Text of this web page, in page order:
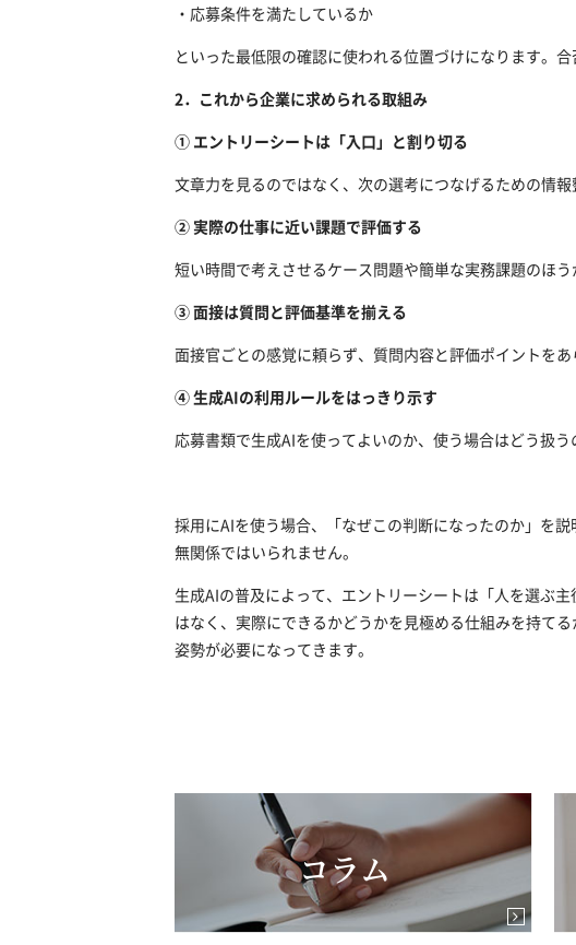
・応募条件を満たしているか
といった最低限の確認に使われる位置づけになります。
2．これから企業に求められる取組み
① エントリーシートは「入口」と割り切る
文章力を見るのではなく、次の選考につなげるための情
② 実際の仕事に近い課題で評価する
短い時間で考えさせるケース問題や簡単な実務課題のほ
③ 面接は質問と評価基準を揃える
面接官ごとの感覚に頼らず、質問内容と評価ポイントを
④ 生成AIの利用ルールをはっきり示す
応募書類で生成AIを使ってよいのか、使う場合はどう扱
採用にAIを使う場合、「なぜこの判断になったのか」を
無関係ではいられません。
生成AIの普及によって、エントリーシートは「人を選ぶ
はなく、実際にできるかどうかを見極める仕組みを持て
姿勢が必要になってきます。
コラム